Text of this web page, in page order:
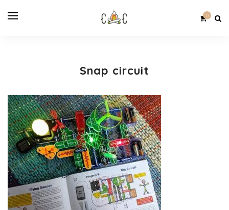
0
Snap circuit